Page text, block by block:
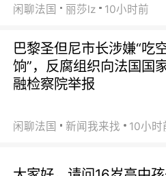
闲聊法国 丽莎lz 10小时前
巴黎圣但尼市长涉嫌“吃
饷”，反腐组织向法国国
融检察院举报
闲聊法国 新闻我来找 10小时